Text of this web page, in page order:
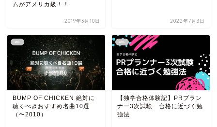
ムがアメリカ級！！
2019年3月10日 2022年7月3日
etc.
BUMP OF CHICKEN 絶対に
聴くべきおすすめ名曲10選
（〜2010）
etc.
【独学合格体験記】PRプラン
ナー3次試験 合格に近づく勉
強法